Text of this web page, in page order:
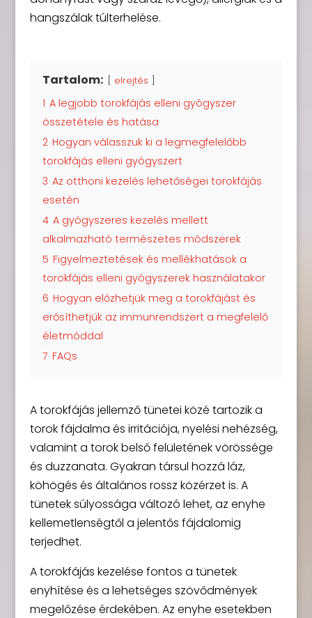
hangszálak túlterhelése.
Tartalom: elrejtés
1 A legjobb torokfájás elleni gyógyszer
összetétele és hatása
2 Hogyan válasszuk ki a legmegfelelőbb
torokfájás elleni gyógyszert
3 Az otthoni kezelés lehetőségei torokfájás
esetén
4 A gyógyszeres kezelés mellett
alkalmazható természetes módszerek
5 Figyelmeztetések és mellékhatások a
torokfájás elleni gyógyszerek használatakor
6 Hogyan előzhetjük meg a torokfájást és
erősíthetjük az immunrendszert a megfelelő
életmóddal
7 FAQs
A torokfájás jellemző tünetei közé tartozik a
torok fájdalma és irritációja, nyelési nehézség,
valamint a torok belső felületének vörössége
és duzzanata. Gyakran társul hozzá láz,
köhögés és általános rossz közérzet is. A
tünetek súlyossága változó lehet, az enyhe
kellemetlenségtől a jelentős fájdalomig
terjedhet.
A torokfájás kezelése fontos a tünetek
enyhítése és a lehetséges szövődmények
megelőzése érdekében. Az enyhe esetekben